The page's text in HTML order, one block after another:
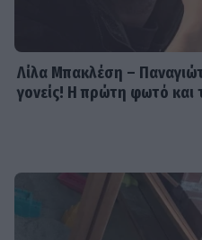
Λίλα Μπακλέση –
γονείς! Η πρώτη φωτό και